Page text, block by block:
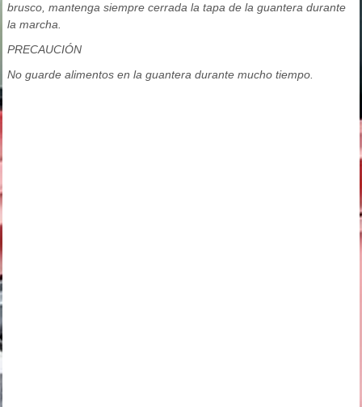
brusco, mantenga siempre cerrada la tapa de la guantera durante
la marcha.
PRECAUCIÓN
No guarde alimentos en la guantera durante mucho tiempo.